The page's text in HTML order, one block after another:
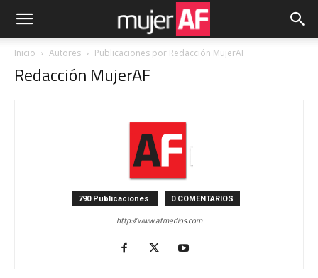
Inicio Autores Publicaciones por Redacción MujerAF
Redacción MujerAF
790 Publicaciones 0 COMENTARIOS
http://www.afmedios.com